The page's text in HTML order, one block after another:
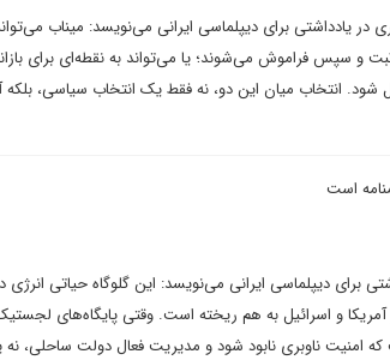
یادداشتی برای دیپلماسی ایرانی می‌نویسد: میناب
و سپس فراموش می‌شوند؛ یا می‌تواند به نقطه‌ای برای
شود. انتخاب میان این دو، نه فقط یک انتخاب سیاسی، بلکه
است
برای دیپلماسی ایرانی می‌نویسد: این گلوگاه حیاتی انرژی
و اسرائیل به هم ریخته است. وقتی پایگاه‌های لجستیک
امنیت ناوبری نابود شود و مدیریت فعال دولت ساحلی،